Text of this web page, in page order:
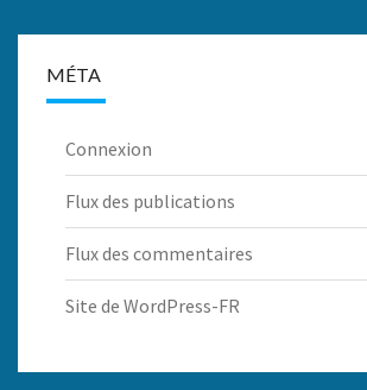
MÉTA
Connexion
Flux des publications
Flux des commentaires
Site de WordPress-FR